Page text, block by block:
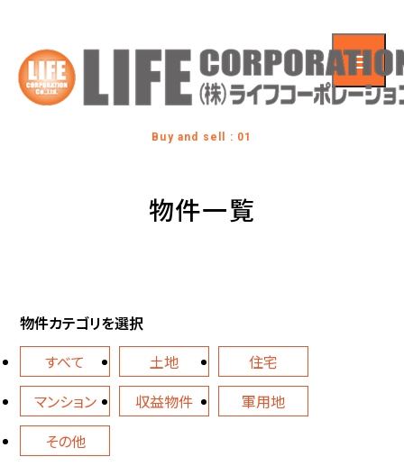
Buy and sell : 01
物件一覧
物件カテゴリを選択
すべて
土地
住宅
マンション
収益物件
軍用地
その他